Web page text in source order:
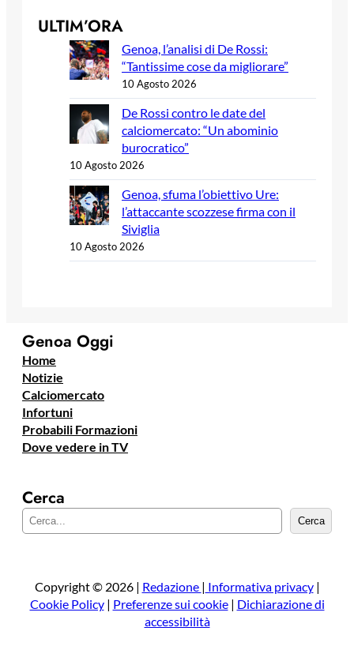
ULTIM’ORA
Genoa, l’analisi di De Rossi:
“Tantissime cose da migliorare”
10 Agosto 2026
De Rossi contro le date del
calciomercato: “Un abominio
burocratico”
10 Agosto 2026
Genoa, sfuma l’obiettivo Ure:
l’attaccante scozzese firma con il
Siviglia
10 Agosto 2026
Genoa Oggi
Home
Notizie
Calciomercato
Infortuni
Probabili Formazioni
Dove vedere in TV
Cerca
e
a
Cerca
Copyright © 2026 | Redazione | Informativa privacy|
Cookie Policy| Preferenze sui cookie| Dichiarazione di
accessibilità